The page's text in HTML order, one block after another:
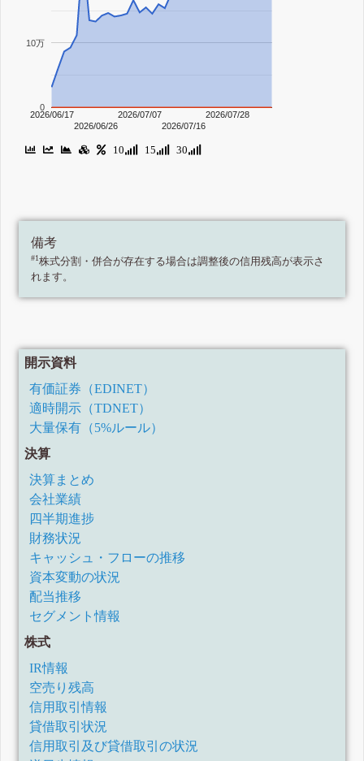
2026/06/17
2026/06/26
2026/07/07
2026/07/16
2026/07/28
0
10万
10 15 30
備考
#1株式分割・併合が存在する場合は調整後の信用残高が表示さ
れます。
開示資料
有価証券（EDINET）
適時開示（TDNET）
大量保有（5%ルール）
決算
決算まとめ
会社業績
四半期進捗
財務状況
キャッシュ・フローの推移
資本変動の状況
配当推移
セグメント情報
株式
IR情報
空売り残高
信用取引情報
貸借取引状況
信用取引及び貸借取引の状況